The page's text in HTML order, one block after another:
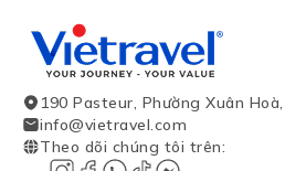
190 Pasteur, Phường Xuân Hoà,
info@vietravel.com
Theo dõi chúng tôi trên: